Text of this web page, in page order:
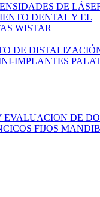
DE
DENTAL Y EL
WISTAR
DE
IMPLANTES
DE
FIJOS